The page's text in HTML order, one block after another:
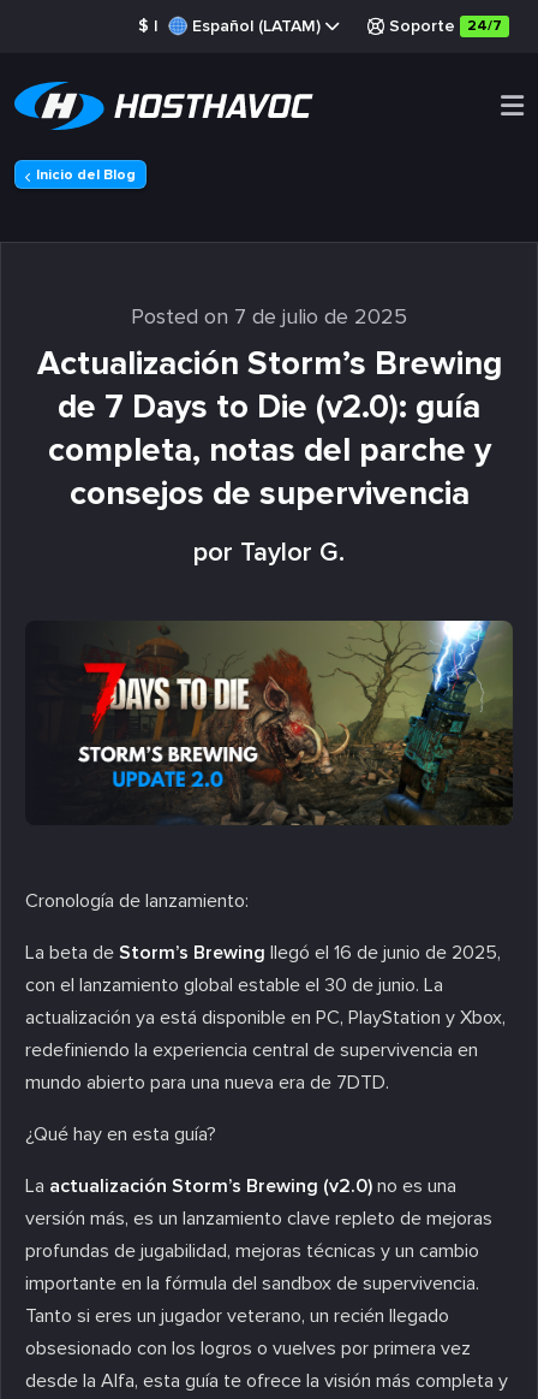
$ | Español (LATAM) Soporte 24/7
Inicio del Blog
Posted on 7 de julio de 2025
Actualización Storm’s Brewing
de 7 Days to Die (v2.0): guía
completa, notas del parche y
consejos de supervivencia
por Taylor G.
Cronología de lanzamiento:
La beta de Storm’s Brewing llegó el 16 de junio de 2025,
con el lanzamiento global estable el 30 de junio. La
actualización ya está disponible en PC, PlayStation y Xbox,
redefiniendo la experiencia central de supervivencia en
mundo abierto para una nueva era de 7DTD.
¿Qué hay en esta guía?
La actualización Storm’s Brewing (v2.0) no es una
versión más, es un lanzamiento clave repleto de mejoras
profundas de jugabilidad, mejoras técnicas y un cambio
importante en la fórmula del sandbox de supervivencia.
Tanto si eres un jugador veterano, un recién llegado
obsesionado con los logros o vuelves por primera vez
desde la Alfa, esta guía te ofrece la visión más completa y